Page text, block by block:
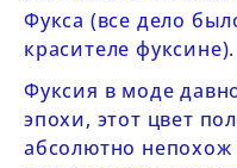
Фукса (все дело
красителе фуксине).
Фуксия в моде
эпохи, этот цвет
абсолютно непохож